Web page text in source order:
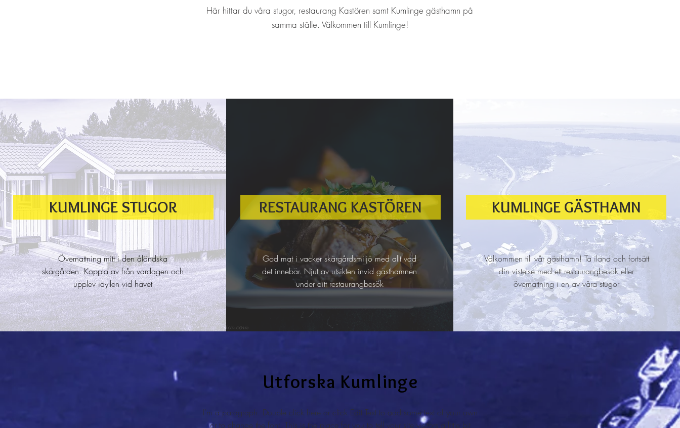
Här hittar du våra stugor, restaurang Kastören samt Kumlinge gästhamn på
samma ställe. Välkommen till Kumlinge!
KUMLINGE STUGOR
Övernattning mitt i den åländska
skärgården. Koppla av från vardagen och
upplev idyllen vid havet
RESTAURANG KASTÖREN
God mat i vacker skärgårdsmiljö med allt vad
det innebär. Njut av utsikten invid gästhamnen
under ditt restaurangbesök
KUMLINGE GÄSTHAMN
Välkommen till vår gästhamn! Ta iland och fortsätt
din vistelse med ett restaurangbesök eller
övernattning i en av våra stugor
I’m a paragraph. Double click here or click Edit Text to add some text of your own
or to change the font. This is the place for you to tell your site visitors a little bit
Utforska Kumlinge